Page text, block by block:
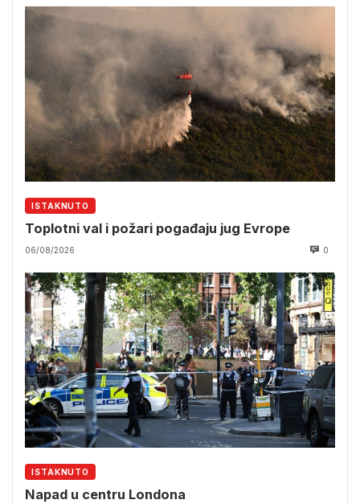
ISTAKNUTO
Toplotni val i požari pogađaju jug Evrope
06/08/2026 0
ISTAKNUTO
Napad u centru Londona